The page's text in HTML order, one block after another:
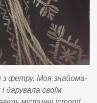
з фетру. Моя знайома-
дарувала своїм